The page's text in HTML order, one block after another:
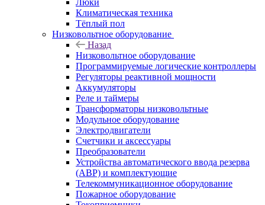
Люки
Климатическая техника
Тёплый пол
Низковольтное оборудование
Назад
Низковольтное оборудование
Программируемые логические контроллеры
Регуляторы реактивной мощности
Аккумуляторы
Реле и таймеры
Трансформаторы низковольтные
Модульное оборудование
Электродвигатели
Счетчики и аксессуары
Преобразователи
Устройства автоматического ввода резерва
(АВР) и комплектующие
Телекоммуникационное оборудование
Пожарное оборудование